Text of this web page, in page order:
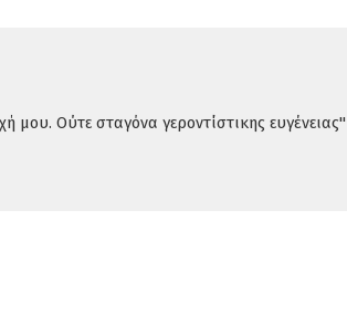
μου. Ούτε σταγόνα γεροντίστικης ευγένειας"